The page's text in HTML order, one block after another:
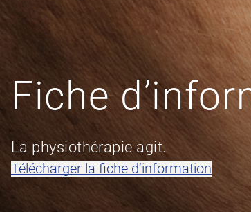
Fiche
La physiothérapie agit.
Télécharger la fiche d’information